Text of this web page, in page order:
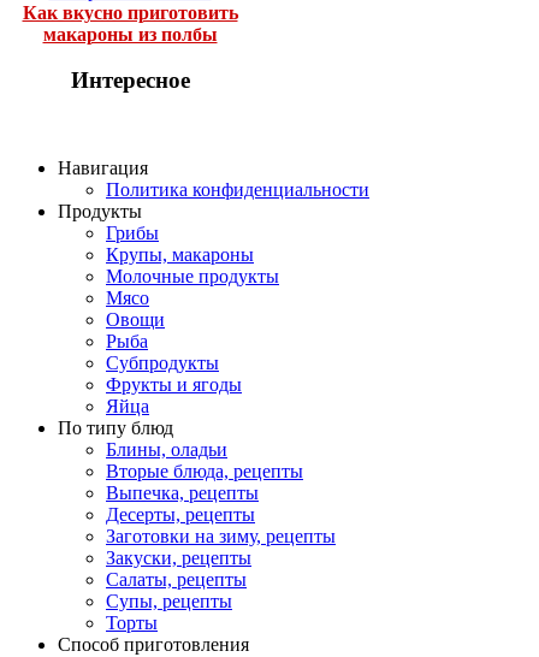
Как вкусно приготовить
макароны из полбы
Интересное
Навигация
Политика конфиденциальности
Продукты
Грибы
Крупы, макароны
Молочные продукты
Мясо
Овощи
Рыба
Субпродукты
Фрукты и ягоды
Яйца
По типу блюд
Блины, оладьи
Вторые блюда, рецепты
Выпечка, рецепты
Десерты, рецепты
Заготовки на зиму, рецепты
Закуски, рецепты
Салаты, рецепты
Супы, рецепты
Торты
Способ приготовления